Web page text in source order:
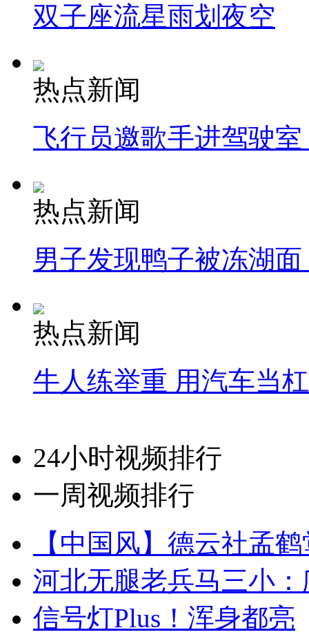
双子座流星雨划夜空
热点新闻
飞行员邀歌手进驾驶
热点新闻
男子发现鸭子被冻湖
热点新闻
牛人练举重 用汽车当
24小时视频排行
一周视频排行
【中国风】德云社孟
河北无腿老兵马三小
信号灯Plus！浑身都亮